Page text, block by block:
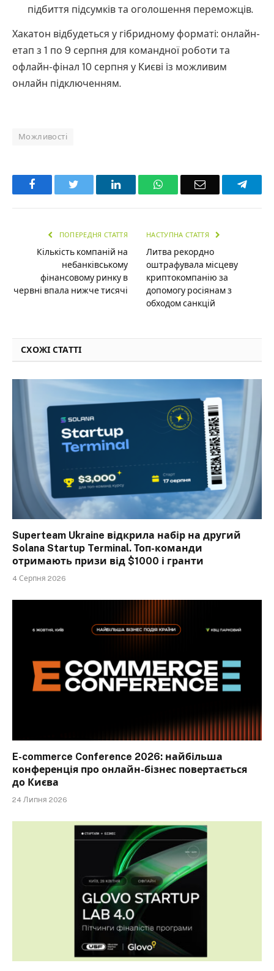
підбиття підсумків та оголошення переможців.
Хакатон відбудеться у гібридному форматі: онлайн-
етап з 1 по 9 серпня для командної роботи та
офлайн-фінал 10 серпня у Києві із можливим
онлайн підключенням.
Можливості
Facebook LinkedInWhatsAppEmail
ПОПЕРЕДНЯ СТАТТЯ
Кількість компаній на
небанківському
фінансовому ринку в
червні впала нижче тисячі
НАСТУПНА СТАТТЯ
Литва рекордно
оштрафувала місцеву
криптокомпанію за
допомогу росіянам з
обходом санкцій
СХОЖІ СТАТТІ
Superteam Ukraine відкрила набір на другий
Solana Startup Terminal. Топ-команди
отримають призи від $1000 і гранти
4 Серпня 2026
E-commerce Conference 2026: найбільша
конференція про онлайн-бізнес повертається
до Києва
24 Липня 2026